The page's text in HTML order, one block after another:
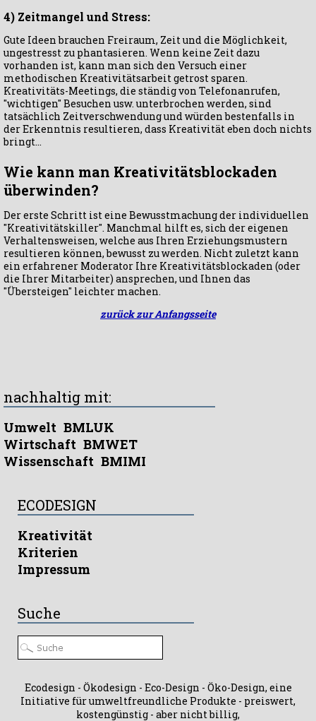
4) Zeitmangel und Stress:
Gute Ideen brauchen Freiraum, Zeit und die Möglichkeit,
ungestresst zu phantasieren. Wenn keine Zeit dazu
vorhanden ist, kann man sich den Versuch einer
methodischen Kreativitätsarbeit getrost sparen.
Kreativitäts-Meetings, die ständig von Telefonanrufen,
"wichtigen" Besuchen usw. unterbrochen werden, sind
tatsächlich Zeitverschwendung und würden bestenfalls in
der Erkenntnis resultieren, dass Kreativität eben doch nichts
bringt...
Wie kann man Kreativitätsblockaden
überwinden?
Der erste Schritt ist eine Bewusstmachung der individuellen
"Kreativitätskiller". Manchmal hilft es, sich der eigenen
Verhaltensweisen, welche aus Ihren Erziehungsmustern
resultieren können, bewusst zu werden. Nicht zuletzt kann
ein erfahrener Moderator Ihre Kreativitätsblockaden (oder
die Ihrer Mitarbeiter) ansprechen, und Ihnen das
"Übersteigen" leichter machen.
zurück zur Anfangsseite
nachhaltig mit:
Umwelt BMLUK
Wirtschaft BMWET
Wissenschaft BMIMI
ECODESIGN
Kreativität
Kriterien
Impressum
Suche
Ecodesign - Ökodesign - Eco-Design - Öko-Design, eine
Initiative für umweltfreundliche Produkte - preiswert,
kostengünstig - aber nicht billig,